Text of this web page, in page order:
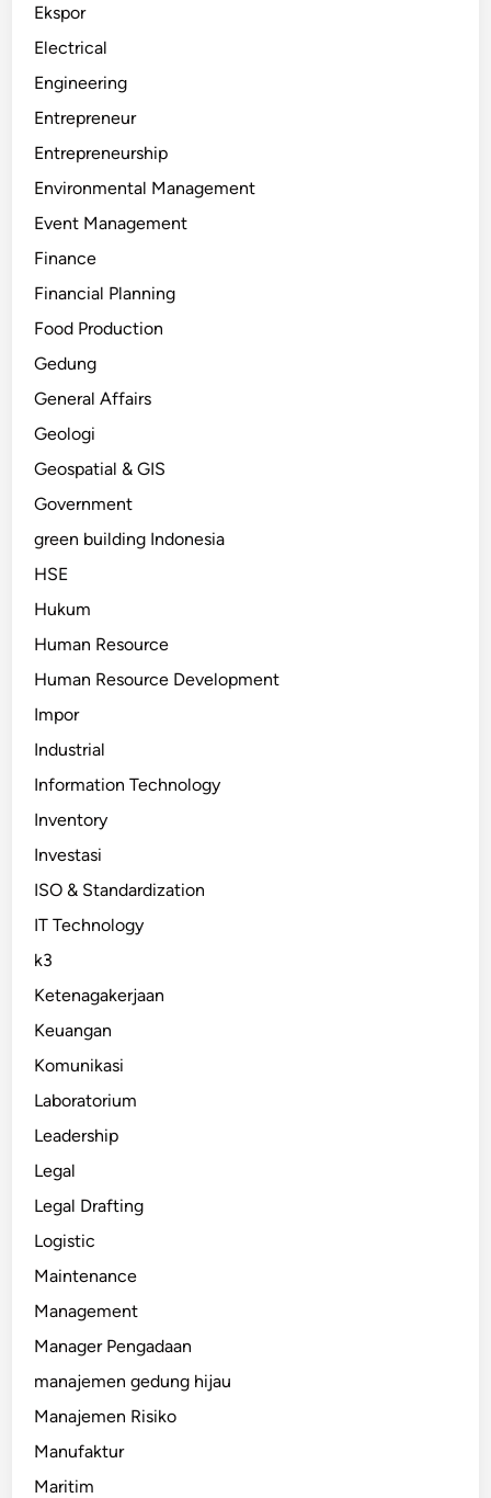
Ekspor
Electrical
Engineering
Entrepreneur
Entrepreneurship
Environmental Management
Event Management
Finance
Financial Planning
Food Production
Gedung
General Affairs
Geologi
Geospatial & GIS
Government
green building Indonesia
HSE
Hukum
Human Resource
Human Resource Development
Impor
Industrial
Information Technology
Inventory
Investasi
ISO & Standardization
IT Technology
k3
Ketenagakerjaan
Keuangan
Komunikasi
Laboratorium
Leadership
Legal
Legal Drafting
Logistic
Maintenance
Management
Manager Pengadaan
manajemen gedung hijau
Manajemen Risiko
Manufaktur
Maritim